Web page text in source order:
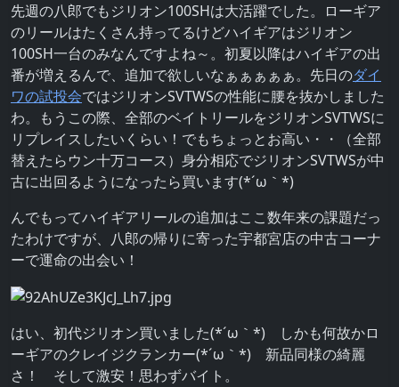
先週の八郎でもジリオン100SHは大活躍でした。ローギア
のリールはたくさん持ってるけどハイギアはジリオン
100SH一台のみなんですよね～。初夏以降はハイギアの出
番が増えるんで、追加で欲しいなぁぁぁぁぁ。先日のダイ
ワの試投会ではジリオンSVTWSの性能に腰を抜かしました
わ。もうこの際、全部のベイトリールをジリオンSVTWSに
リプレイスしたいくらい！でもちょっとお高い・・（全部
替えたらウン十万コース）身分相応でジリオンSVTWSが中
古に出回るようになったら買います(*´ω｀*)
んでもってハイギアリールの追加はここ数年来の課題だっ
たわけですが、八郎の帰りに寄った宇都宮店の中古コーナ
ーで運命の出会い！
はい、初代ジリオン買いました(*´ω｀*) しかも何故かロ
ーギアのクレイジクランカー(*´ω｀*) 新品同様の綺麗
さ！ そして激安！思わずバイト。